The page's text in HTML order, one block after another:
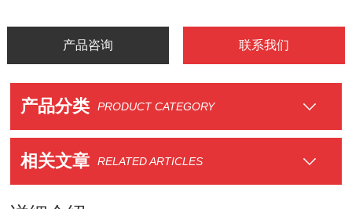
产品咨询 联系我们
产品分类 PRODUCT CATEGORY
相关文章 RELATED ARTICLES